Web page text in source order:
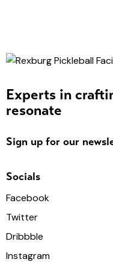
Experts in
resonate
Sign up for our
Socials
Facebook
Twitter
Dribbble
Instagram